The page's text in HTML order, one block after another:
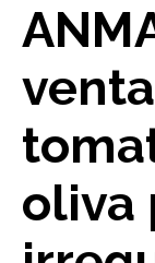
oliva